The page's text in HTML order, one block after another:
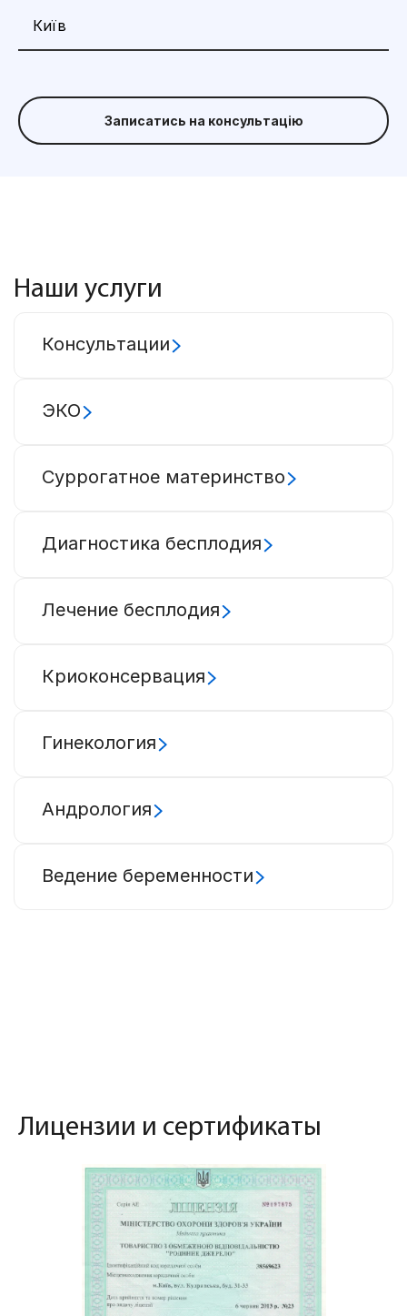
Записатись на консультацію
Наши услуги
Консультации
ЭКО
Суррогатное материнство
Диагностика бесплодия
Лечение бесплодия
Криоконсервация
Гинекология
Андрология
Ведение беременности
Лицензии и сертификаты